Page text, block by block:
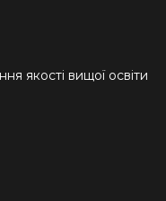
якості вищої освіти